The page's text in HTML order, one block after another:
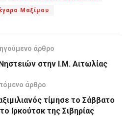
Μαξίμου
άρθρο
στην Ι.Μ. Αιτωλίας
άρθρο
τίμησε το Σάββατο
Ιρκούτσκ της Σιβηρίας